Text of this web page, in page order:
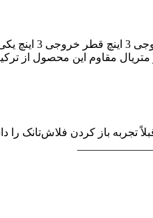
وجود مکانیزم دو زمانه باعث کاهش مصرف آب در
مقاوم این محصول از
باز کردن فلاش‌تانک را